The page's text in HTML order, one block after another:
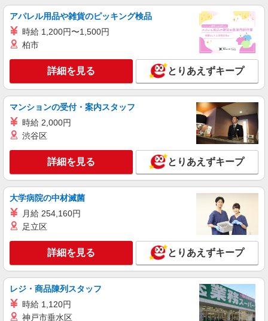
キープ 詳細を見る
正社員
ドコモショップサテライト 高崎オーパ店
ドコモショップサテライト高崎オーパ店の窓口
スタッフ
月給200,000〜350,000円 ※経験・能力に応じ
て優遇します ＜各種手当＞ ・残業手当
群馬県高崎市八島町46-1 6F
詳細を見る
ドコモショップ 吉井店
月給210,000〜350,000円 ※経験・能力に応じ
て優遇します ＜各種手当＞ ・残業手当
キープ 詳細を見る
正社員
ドコモショップ 吉井店
ドコモショップ吉井店の窓口スタッフ
アパレル用品や雑貨のピッキング検品
時給 1,200円〜1,500円
柏市
詳細を見る とりあえずキープ
マンションの受付・案内スタッフ
時給 2,000円
渋谷区
詳細を見る とりあえずキープ
大学病院の中材滅菌
月給 254,160円
足立区
詳細を見る とりあえずキープ
レジ・商品陳列スタッフ
時給 1,120円
神戸市垂水区